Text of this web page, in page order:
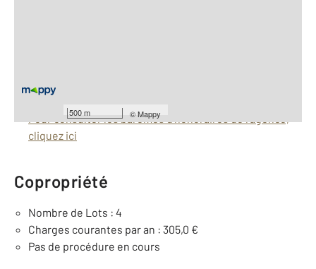
500 m ©Mappy
Taxe foncière : 776 €
Pour consulter les barèmes d'honoraires de l'agence,
cliquez ici
Copropriété
Nombre de Lots : 4
Charges courantes par an : 305,0 €
Pas de procédure en cours